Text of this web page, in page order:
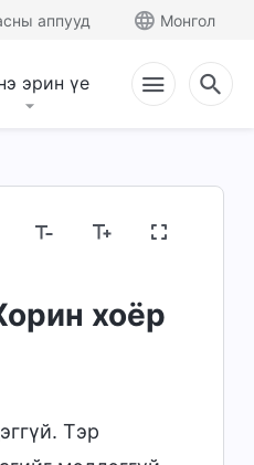
аппууд Монгол
эрин үе
хоёр
Тэр